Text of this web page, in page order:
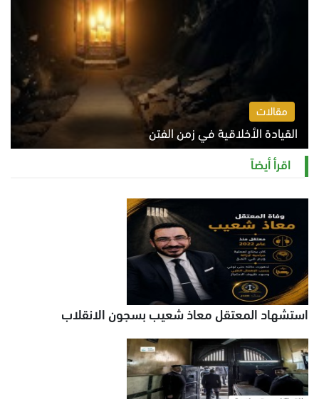
مقالات
القيادة الأخلاقية في زمن الفتن
الاثنين 10 أغسطس 2026 11:31 ص
اقرأ أيضاً
استشهاد المعتقل معاذ شعيب بسجون الانقلاب